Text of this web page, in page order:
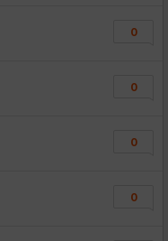
0
0
0
0